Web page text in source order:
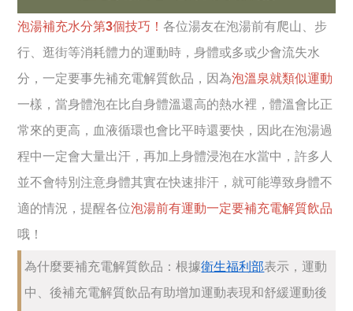
泡湯補充水分第3個技巧！各位湯友在泡湯前有爬山、步
行、逛街等消耗體力的運動時，身體或多或少會流失水
分，一定要事先補充電解質飲品，因為泡溫泉就類似運動
一樣，當身體泡在比自身體溫還高的熱水裡，體溫會比正
常來的更高，血液循環也會比平時還要快，因此在泡湯過
程中一定會大量出汗，再加上身體浸泡在水當中，許多人
並不會特別注意身體其實在快速排汗，就可能導致身體不
適的情況，提醒各位泡湯前有運動一定要補充電解質飲品
哦！
為什麼要補充電解質飲品：根據衛生福利部表示，運動
中、後補充電解質飲品有助增加運動表現和舒緩運動後